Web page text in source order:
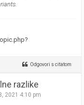
Odgovori s citatom
razlike
2021 4:10 pm